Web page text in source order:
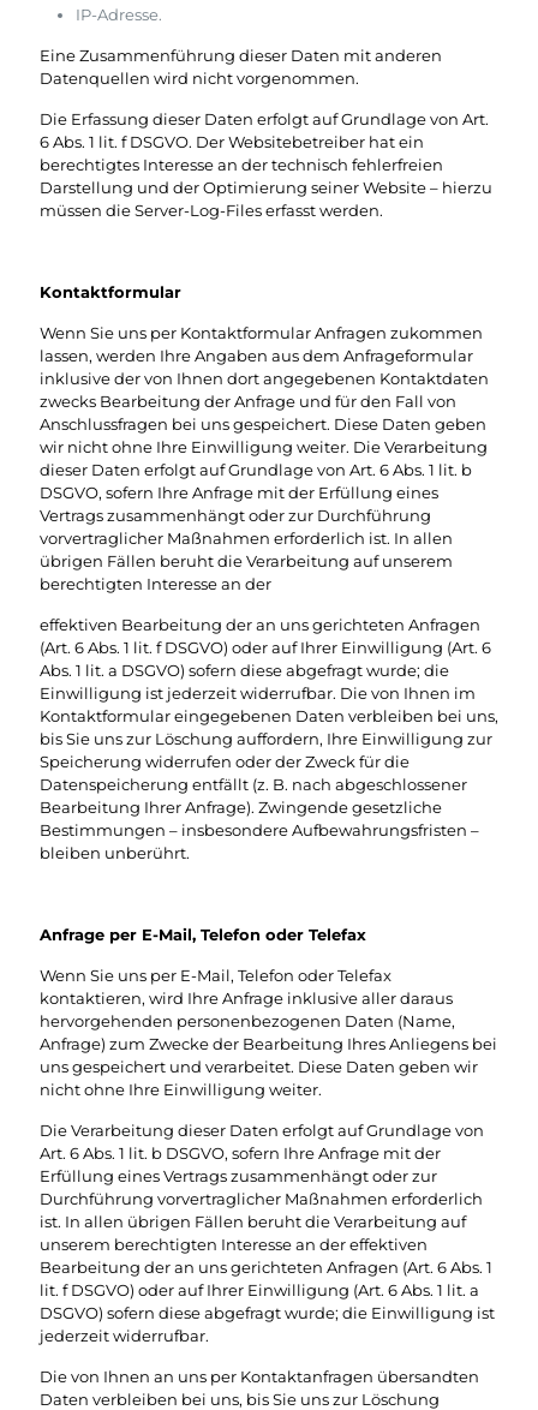
IP-Adresse.
Eine Zusammenführung dieser Daten mit anderen
Datenquellen wird nicht vorgenommen.
Die Erfassung dieser Daten erfolgt auf Grundlage von Art.
6 Abs. 1 lit. f DSGVO. Der Websitebetreiber hat ein
berechtigtes Interesse an der technisch fehlerfreien
Darstellung und der Optimierung seiner Website – hierzu
müssen die Server-Log-Files erfasst werden.
Kontaktformular
Wenn Sie uns per Kontaktformular Anfragen zukommen
lassen, werden Ihre Angaben aus dem Anfrageformular
inklusive der von Ihnen dort angegebenen Kontaktdaten
zwecks Bearbeitung der Anfrage und für den Fall von
Anschlussfragen bei uns gespeichert. Diese Daten geben
wir nicht ohne Ihre Einwilligung weiter. Die Verarbeitung
dieser Daten erfolgt auf Grundlage von Art. 6 Abs. 1 lit. b
DSGVO, sofern Ihre Anfrage mit der Erfüllung eines
Vertrags zusammenhängt oder zur Durchführung
vorvertraglicher Maßnahmen erforderlich ist. In allen
übrigen Fällen beruht die Verarbeitung auf unserem
berechtigten Interesse an der
effektiven Bearbeitung der an uns gerichteten Anfragen
(Art. 6 Abs. 1 lit. f DSGVO) oder auf Ihrer Einwilligung (Art. 6
Abs. 1 lit. a DSGVO) sofern diese abgefragt wurde; die
Einwilligung ist jederzeit widerrufbar. Die von Ihnen im
Kontaktformular eingegebenen Daten verbleiben bei uns,
bis Sie uns zur Löschung auffordern, Ihre Einwilligung zur
Speicherung widerrufen oder der Zweck für die
Datenspeicherung entfällt (z. B. nach abgeschlossener
Bearbeitung Ihrer Anfrage). Zwingende gesetzliche
Bestimmungen – insbesondere Aufbewahrungsfristen –
bleiben unberührt.
Anfrage per E-Mail, Telefon oder Telefax
Wenn Sie uns per E-Mail, Telefon oder Telefax
kontaktieren, wird Ihre Anfrage inklusive aller daraus
hervorgehenden personenbezogenen Daten (Name,
Anfrage) zum Zwecke der Bearbeitung Ihres Anliegens bei
uns gespeichert und verarbeitet. Diese Daten geben wir
nicht ohne Ihre Einwilligung weiter.
Die Verarbeitung dieser Daten erfolgt auf Grundlage von
Art. 6 Abs. 1 lit. b DSGVO, sofern Ihre Anfrage mit der
Erfüllung eines Vertrags zusammenhängt oder zur
Durchführung vorvertraglicher Maßnahmen erforderlich
ist. In allen übrigen Fällen beruht die Verarbeitung auf
unserem berechtigten Interesse an der effektiven
Bearbeitung der an uns gerichteten Anfragen (Art. 6 Abs. 1
lit. f DSGVO) oder auf Ihrer Einwilligung (Art. 6 Abs. 1 lit. a
DSGVO) sofern diese abgefragt wurde; die Einwilligung ist
jederzeit widerrufbar.
Die von Ihnen an uns per Kontaktanfragen übersandten
Daten verbleiben bei uns, bis Sie uns zur Löschung